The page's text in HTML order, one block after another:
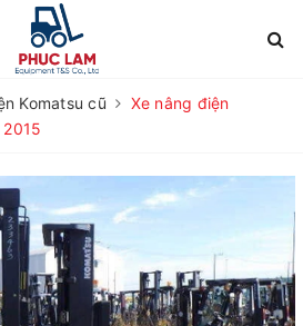
Komatsu cũ
Xe nâng điện